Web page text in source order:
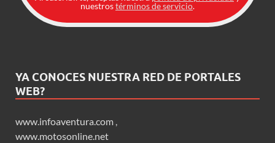
nuestrostérminos de servicio.
YA CONOCES NUESTRA RED DE PORTALES
WEB?
www.infoaventura.com ,
www.motosonline.net